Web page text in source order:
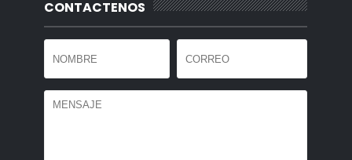
CONTACTENOS